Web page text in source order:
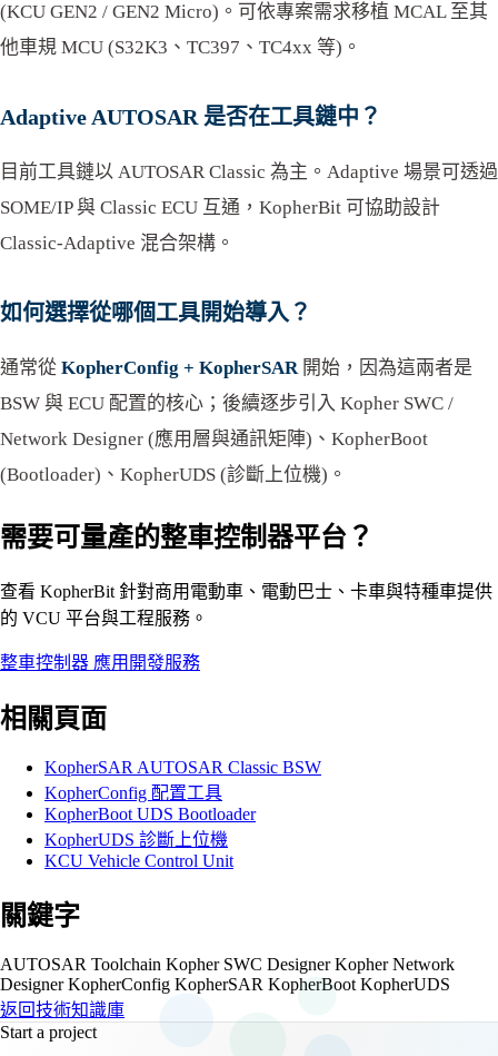
(KCU GEN2 / GEN2 Micro)。可依專案需求移植 MCAL 至其
他車規 MCU (S32K3、TC397、TC4xx 等)。
Adaptive AUTOSAR 是否在工具鏈中？
目前工具鏈以 AUTOSAR Classic 為主。Adaptive 場景可透過
SOME/IP 與 Classic ECU 互通，KopherBit 可協助設計
Classic-Adaptive 混合架構。
如何選擇從哪個工具開始導入？
通常從 KopherConfig + KopherSAR開始，因為這兩者是
BSW 與 ECU 配置的核心；後續逐步引入 Kopher SWC /
Network Designer (應用層與通訊矩陣)、KopherBoot
(Bootloader)、KopherUDS (診斷上位機)。
需要可量產的整車控制器平台？
查看 KopherBit 針對商用電動車、電動巴士、卡車與特種車提供
的 VCU 平台與工程服務。
整車控制器 應用開發服務
相關頁面
KopherSAR AUTOSAR Classic BSW
KopherConfig 配置工具
KopherBoot UDS Bootloader
KopherUDS 診斷上位機
KCU Vehicle Control Unit
關鍵字
AUTOSAR Toolchain Kopher SWC DesignerKopher Network
DesignerKopherConfig KopherSAR KopherBoot KopherUDS
返回技術知識庫
Start a project